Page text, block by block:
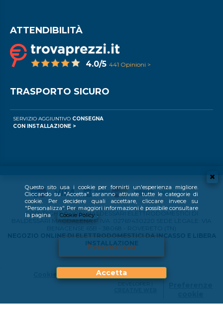
Questo sito usa i cookie per fornirti un'esperienza migliore.
Cliccando su "Accetta" saranno attivate tutte le categorie di
cookie. Per decidere quali accettare, cliccare invece su
"Personalizza". Per maggiori informazioni è possibile consultare
la pagina
Cookie Policy .
Personalizza
Accetta
ATTENDIBILITÀ
4.0/5 441 Opinioni >
TRASPORTO SICURO
SERVIZIO AGGIUNTIVO CONSEGNA
CON INSTALLAZIONE >
COPYRIGHT © 2024 BALDESSARI ELETTRODOMESTICI DI
BALDESSARI MAGDALENA P.IVA: 02769430220 SEDE LEGALE: VIA
NEGOZIO ONLINE DI ELETTRODOMESTICI DA INCASSO E LIBERA
INSTALLAZIONE
DEVELOPER |